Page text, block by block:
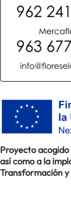
Proyecto
así como a la
Transformación